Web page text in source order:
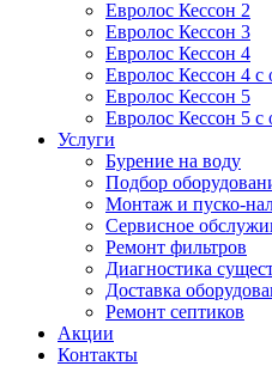
Евролос Кессон 2
Евролос Кессон 3
Евролос Кессон 4
Евролос Кессон 4 с
Евролос Кессон 5
Евролос Кессон 5 с
Услуги
Бурение на воду
Подбор
Монтаж и пуско-
Сервисное
Ремонт фильтров
Диагностика
Доставка
Ремонт септиков
Акции
Контакты